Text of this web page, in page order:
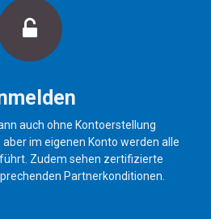
auch ohne Kontoerstellung
im eigenen Konto werden alle
Zudem sehen zertifizierte
Partnerkonditionen.